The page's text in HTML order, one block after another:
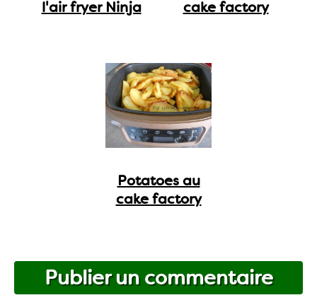
l'air fryer Ninja
cake factory
Potatoes au
cake factory
Publier un commentaire